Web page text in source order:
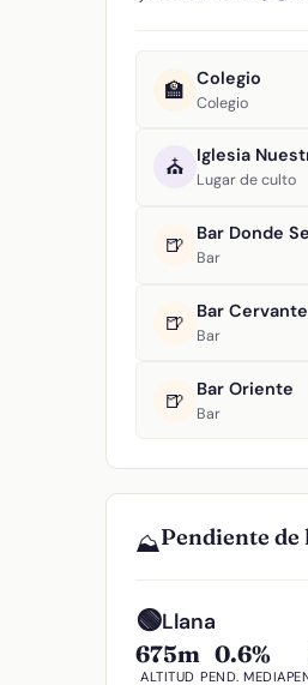
🏫 Colegio
Colegio
⛪ Iglesia
Lugar de culto
🍺 Bar Donde
Bar
🍺 Bar
Bar
🍺 Bar Oriente
Bar
⛰️Pendiente de
🟢Llana
675m
ALTITUD
0.6%
PEND. MEDIA